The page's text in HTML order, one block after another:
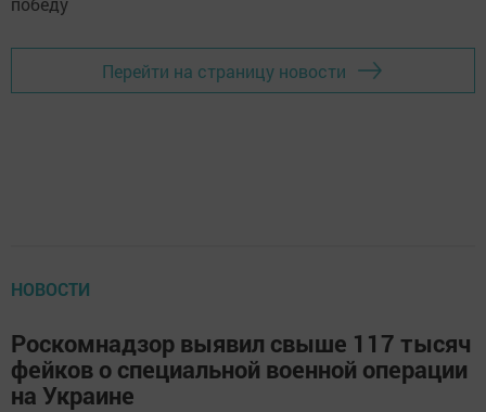
Перейти на страницу новости
НОВОСТИ
Роскомнадзор выявил свыше 117 тысяч
фейков о специальной военной операции
на Украине